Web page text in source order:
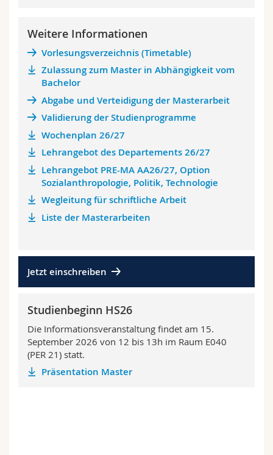
Weitere Informationen
Vorlesungsverzeichnis (Timetable)
Zulassung zum Master in Abhängigkeit vom
Bachelor
Abgabe und Verteidigung der Masterarbeit
Validierung der Studienprogramme
Wochenplan 26/27
Lehrangebot des Departements 26/27
Lehrangebot PRE-MA AA26/27, Option
Sozialanthropologie, Politik, Technologie
Wegleitung für schriftliche Arbeit
Liste der Masterarbeiten
Jetzt einschreiben
Studienbeginn HS26
Die Informationsveranstaltung findet am 15.
September 2026 von 12 bis 13h im Raum E040
(PER 21) statt.
Präsentation Master